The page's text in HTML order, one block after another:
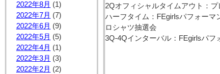
2022年8月 (1)
2022年7月 (7)
2022年6月 (9)
2022年5月 (5)
2022年4月 (1)
2022年3月 (3)
2022年2月 (2)
2Qオフィシャルタイムアウト：
ハーフタイム：FEgirlsパフォー
ロシャツ抽選会
3Q-4Qインターバル：FEgirlsパフ